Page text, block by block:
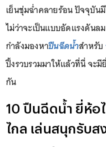
ปืนฉีดน้ำ ราคาถูก ปืนฉีดน้ำ สงกราน
เย็นชุ่มฉ่ำคลายร้อน ปัจจุบัน
ไม่ว่าจะเป็นแบบอัดแรงดัน
กำลังมองหาปืนฉีดน้ำสำหรับ
ปิ้งรวบรวมมาให้แล้วที่นี่ จะ
กัน
10 ปืนฉีดน้ำ ยี่ห้อ
ไกล เล่นสนุกรับส